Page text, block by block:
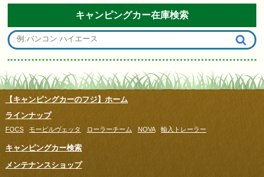
キャンピングカー在庫検索
【キャンピングカーのフジ】ホーム
ラインナップ
FOCS モービルヴェッタ ローラーチーム NOVA 輸入トレーラー
キャンピングカー検索
メンテナンスショップ